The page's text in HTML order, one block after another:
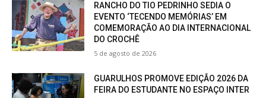
RANCHO DO TIO PEDRINHO SEDIA O
EVENTO ‘TECENDO MEMÓRIAS’ EM
COMEMORAÇÃO AO DIA INTERNACIONAL
DO CROCHÊ
5 de agosto de 2026
GUARULHOS PROMOVE EDIÇÃO 2026 DA
FEIRA DO ESTUDANTE NO ESPAÇO INTER